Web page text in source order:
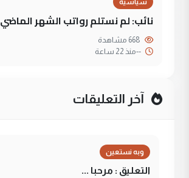
سياسية
نائب: لم نستلم رواتب الشهر الماضي
--منذ 22 ساعة
آخر التعليقات
وبه نستعين
التعليق : مرحبا ...